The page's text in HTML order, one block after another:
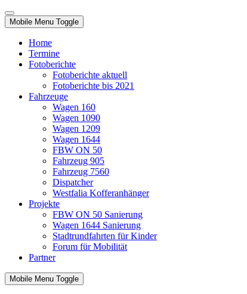
Mobile Menu Toggle
Home
Termine
Fotoberichte
Fotoberichte aktuell
Fotoberichte bis 2021
Fahrzeuge
Wagen 160
Wagen 1090
Wagen 1209
Wagen 1644
FBW ON 50
Fahrzeug 905
Fahrzeug 7560
Dispatcher
Westfalia Kofferanhänger
Projekte
FBW ON 50 Sanierung
Wagen 1644 Sanierung
Stadtrundfahrten für Kinder
Forum für Mobilität
Partner
Mobile Menu Toggle